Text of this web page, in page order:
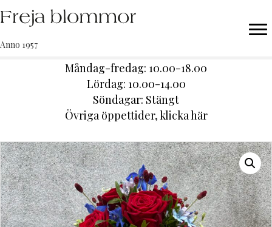
Anno 1957
Måndag-fredag: 10.00-18.00
Lördag: 10.00-14.00
Söndagar: Stängt
Övriga öppettider,klicka här